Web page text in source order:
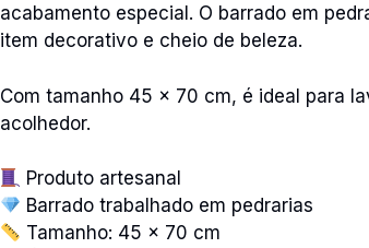
acabamento especial. O barrado em
item decorativo e cheio de beleza.
Com tamanho 45 x 70 cm, é ideal para
acolhedor.
Produto artesanal
Barrado trabalhado em pedrarias
Tamanho: 45 x 70 cm